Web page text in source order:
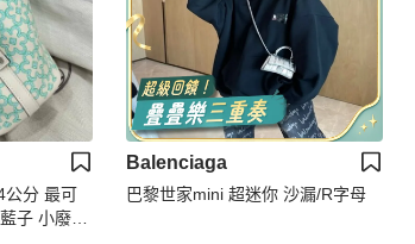
公分 最可
子 小廢包
Balenciaga
巴黎世家mini 超迷你 沙漏/R字母